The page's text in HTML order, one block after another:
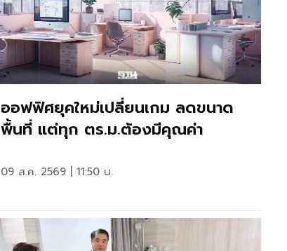
ออฟฟิศยุคใหม่เปลี่ยนเกม ลดขนาด
พื้นที่ แต่ทุก ตร.ม.ต้องมีคุณค่า
09 ส.ค. 2569 | 11:50 น.